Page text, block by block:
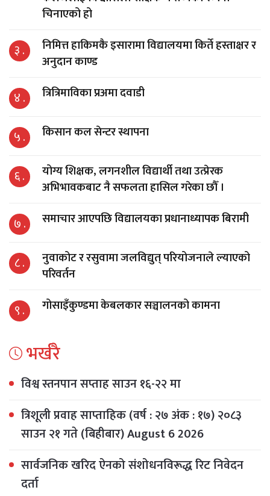
चिनाएको हो
३ .
निमित्त हाकिमकै इसारामा विद्यालयमा किर्ते हस्ताक्षर र
अनुदान काण्ड
४ . त्रित्रिमाविका प्रअमा दवाडी
५ . किसान कल सेन्टर स्थापना
६ .
योग्य शिक्षक, लगनशील विद्यार्थी तथा उत्प्रेरक
अभिभावकबाट नै सफलता हासिल गरेका छौँ ।
७ . समाचार आएपछि विद्यालयका प्रधानाध्यापक बिरामी
८ .
नुवाकोट र रसुवामा जलविद्युत् परियोजनाले ल्याएको
परिवर्तन
९ . गोसाइँकुण्डमा केबलकार सञ्चालनको कामना
भर्खरै
विश्व स्तनपान सप्ताह साउन १६-२२ मा
त्रिशूली प्रवाह साप्ताहिक (वर्ष : २७ अंक : १७) २०८३
साउन २१ गते (बिहीबार) August 6 2026
सार्वजनिक खरिद ऐनको संशोधनविरूद्ध रिट निवेदन
दर्ता